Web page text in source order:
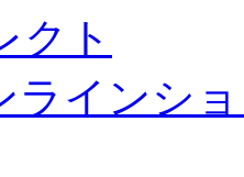
クト
ラインシ